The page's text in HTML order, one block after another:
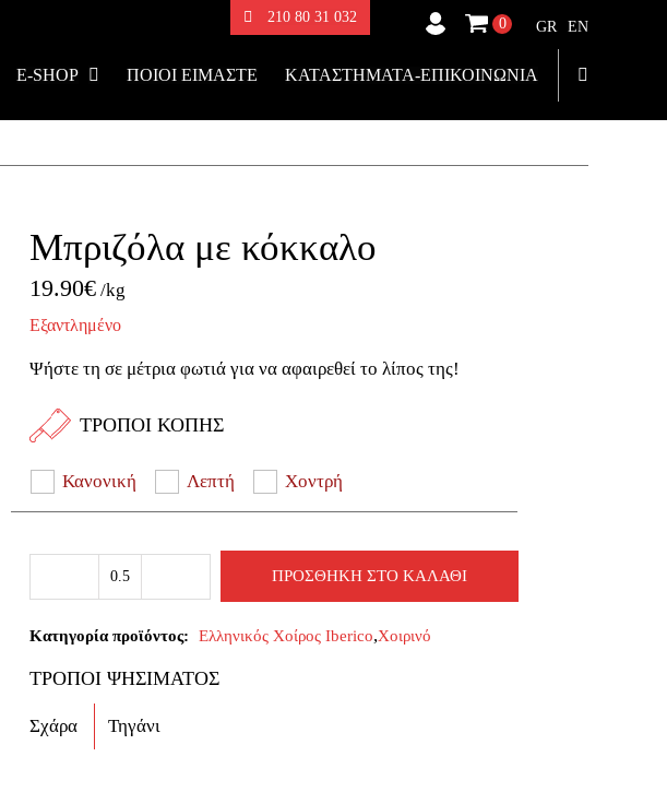
210 80 31 032 0 GR EN
E-SHOP ΠΟΙΟΙ ΕΙΜΑΣΤΕ ΚΑΤΑΣΤΗΜΑΤΑ-ΕΠΙΚΟΙΝΩΝΙΑ
Μπριζόλα με κόκκαλο
19.90€ /kg
Εξαντλημένο
Ψήστε τη σε μέτρια φωτιά για να αφαιρεθεί το λίπος της!
ΤΡΟΠΟΙ ΚΟΠΗΣ
Κανονική Λεπτή Χοντρή
Μπριζόλα
κόκκαλο
ΠΡΟΣΘΗΚΗ ΣΤΟ ΚΑΛΑΘΙ
Κατηγορία προϊόντος: Ελληνικός Χοίρος Iberico,Χοιρινό
ΤΡΟΠΟΙ ΨΗΣΙΜΑΤΟΣ
Σχάρα Τηγάνι